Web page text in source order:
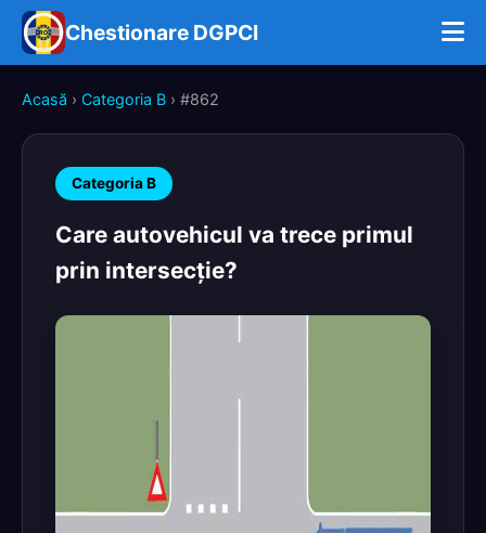
Chestionare DGPCI
Acasă › Categoria B › #862
Categoria B
Care autovehicul va trece primul
prin intersecţie?